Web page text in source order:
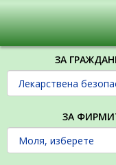
ЗА
ЗА